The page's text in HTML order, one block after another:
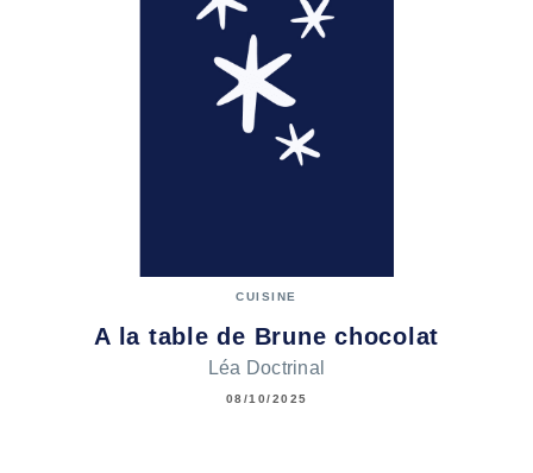
CUISINE
A la table de Brune chocolat
Léa Doctrinal
08/10/2025